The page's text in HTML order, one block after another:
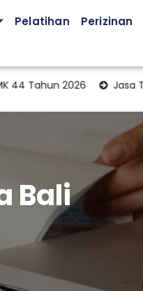
Pelatihan Perizinan
2026 Jasa Tax
Bali